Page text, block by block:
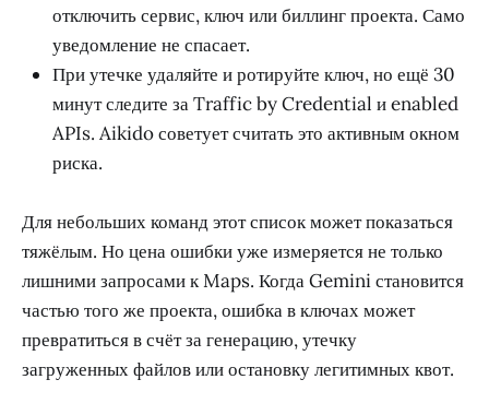
отключить сервис, ключ или биллинг проекта. Само
уведомление не спасает.
При утечке удаляйте и ротируйте ключ, но ещё 30
минут следите за Traffic by Credential и enabled
APIs. Aikido советует считать это активным окном
риска.
Для небольших команд этот список может показаться
тяжёлым. Но цена ошибки уже измеряется не только
лишними запросами к Maps. Когда Gemini становится
частью того же проекта, ошибка в ключах может
превратиться в счёт за генерацию, утечку
загруженных файлов или остановку легитимных квот.